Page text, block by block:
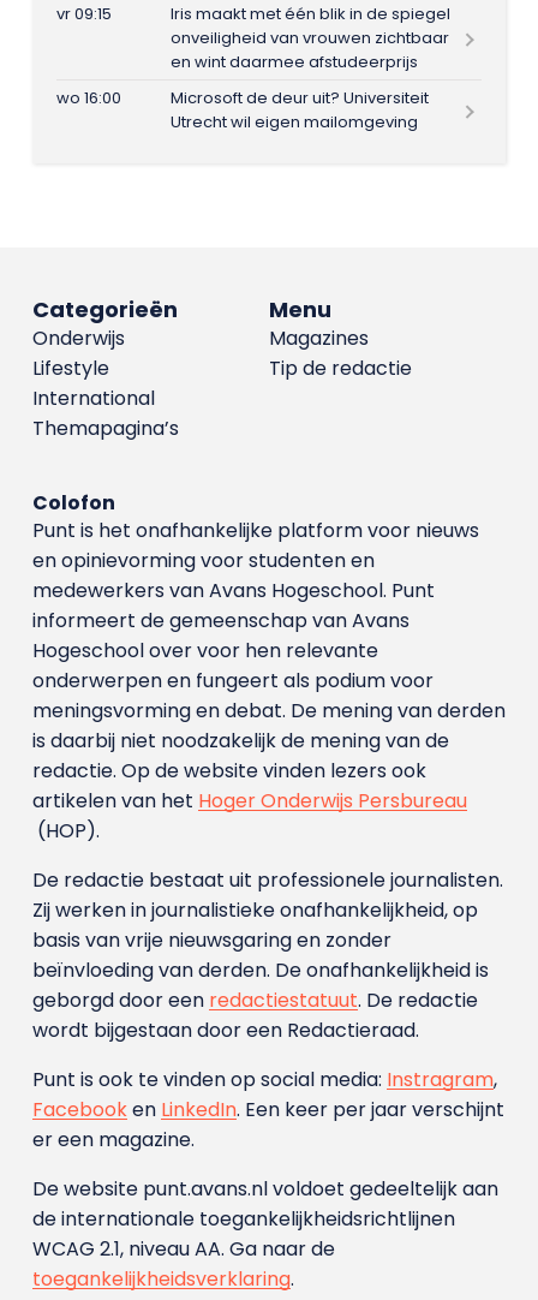
vr 09:15
Iris maakt met één blik in de spiegel
onveiligheid van vrouwen zichtbaar
en wint daarmee afstudeerprijs
wo 16:00
Microsoft de deur uit? Universiteit
Utrecht wil eigen mailomgeving
Menu
Magazines
Tip de redactie
Categorieën
Onderwijs
Lifestyle
International
Themapagina’s
Colofon
Punt is het onafhankelijke platform voor nieuws
en opinievorming voor studenten en
medewerkers van Avans Hoge­school. Punt
informeert de gemeenschap van Avans
Hogeschool over voor hen relevante
onderwerpen en fungeert als podium voor
meningsvorming en debat. De mening van derden
is daarbij niet noodzakelijk de mening van de
redactie. Op de website vinden lezers ook
artikelen van het Hoger Onderwijs Persbureau
(HOP).
De redactie bestaat uit professionele journalisten.
Zij werken in journalistieke onafhankelijkheid, op
basis van vrije nieuwsgaring en zonder
beïnvloeding van derden. De onafhankelijkheid is
geborgd door een redactiestatuut. De redactie
wordt bijgestaan door een Redactieraad.
Punt is ook te vinden op social media: Instragram,
Facebooken LinkedIn. Een keer per jaar verschijnt
er een magazine.
De website punt.avans.nl voldoet gedeeltelijk aan
de internationale toegankelijkheidsrichtlijnen
WCAG 2.1, niveau AA. Ga naar de
toegankelijkheidsverklaring.